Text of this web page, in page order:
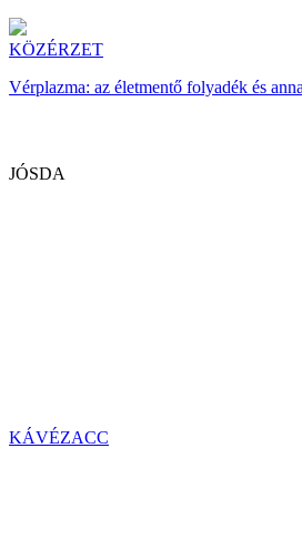
KÖZÉRZET
Vérplazma: az életmentő folyadék és
JÓSDA
KÁVÉZACC